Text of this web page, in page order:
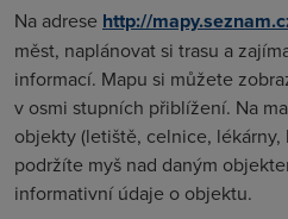
Na adrese http://
měst, naplánovat si trasu a
informací. Mapu si můžete
v osmi stupních přiblížení. Na
objekty (letiště, celnice, lékárny,
podržíte myš nad daným
informativní údaje o objektu.